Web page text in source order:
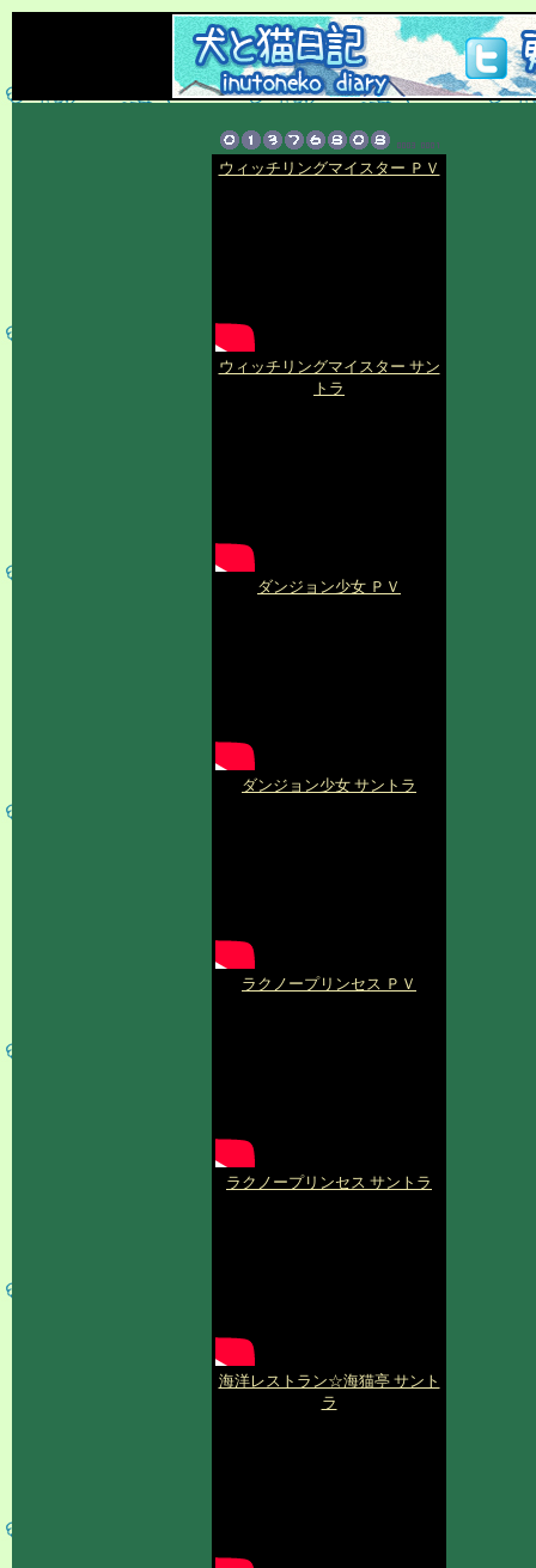
ウィッチリングマイスター ＰＶ
ウィッチリングマイスター サン
トラ
ダンジョン少女 ＰＶ
ダンジョン少女 サントラ
ラクノープリンセス ＰＶ
ラクノープリンセス サントラ
海洋レストラン☆海猫亭 サント
ラ